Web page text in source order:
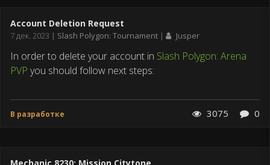
Account Deletion Request
Дата
7 дек. 2023 Slash Polygon: Tournament Jusper
In order to delete your account in Slash Polygon: Arena
PVP you should follow next steps:
В разработке 3075 0